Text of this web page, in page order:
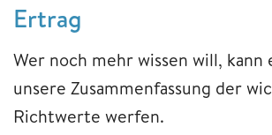
Ertrag
Wer noch mehr wissen will, kann
unsere Zusammenfassung der
Richtwerte werfen.